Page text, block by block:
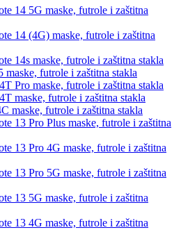
14 5G maske, futrole i zaštitna
14 (4G) maske, futrole i zaštitna
14s maske, futrole i zaštitna stakla
maske, futrole i zaštitna stakla
Pro maske, futrole i zaštitna stakla
maske, futrole i zaštitna stakla
maske, futrole i zaštitna stakla
13 Pro Plus maske, futrole i zaštitna
13 Pro 4G maske, futrole i zaštitna
13 Pro 5G maske, futrole i zaštitna
13 5G maske, futrole i zaštitna
13 4G maske, futrole i zaštitna